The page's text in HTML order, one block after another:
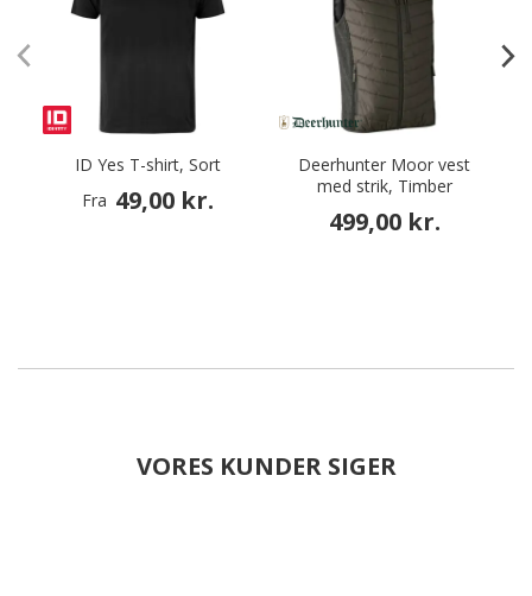
ID Yes T-shirt, Sort
Fra 49,00 kr.
Deerhunter Moor vest
med strik, Timber
499,00 kr.
VORES KUNDER SIGER